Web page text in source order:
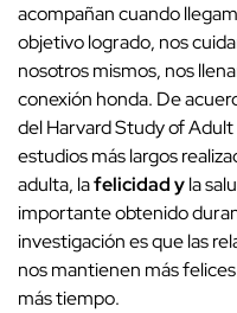
acompañan cuando
objetivo logrado, nos
nosotros mismos, nos
conexión honda. De
del Harvard Study of
estudios más largos
adulta, lafelicidad yla
importante obtenido
investigación es que las
nos mantienen más
más tiempo.